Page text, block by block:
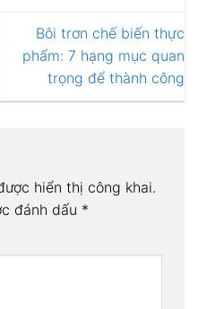
Bôi trơn chế biến thực
phẩm: 7 hạng mục quan
trọng để thành công
hiển thị công khai.
đánh dấu *